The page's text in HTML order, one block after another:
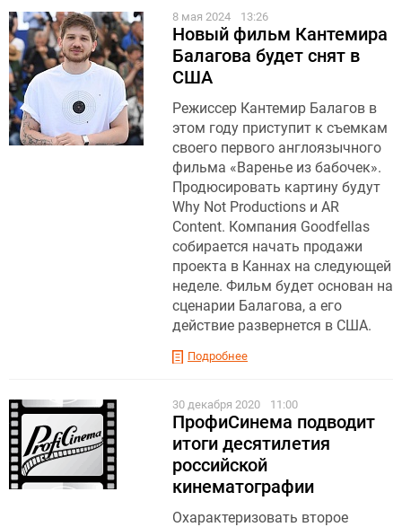
8 мая 2024 13:26
Новый фильм Кантемира
Балагова будет снят в
США
Режиссер Кантемир Балагов в
этом году приступит к съемкам
своего первого англоязычного
фильма «Варенье из бабочек».
Продюсировать картину будут
Why Not Productions и AR
Content. Компания Goodfellas
собирается начать продажи
проекта в Каннах на следующей
неделе. Фильм будет основан на
сценарии Балагова, а его
действие развернется в США.
Подробнее
30 декабря 2020 11:00
ПрофиСинема подводит
итоги десятилетия
российской
кинематографии
Охарактеризовать второе